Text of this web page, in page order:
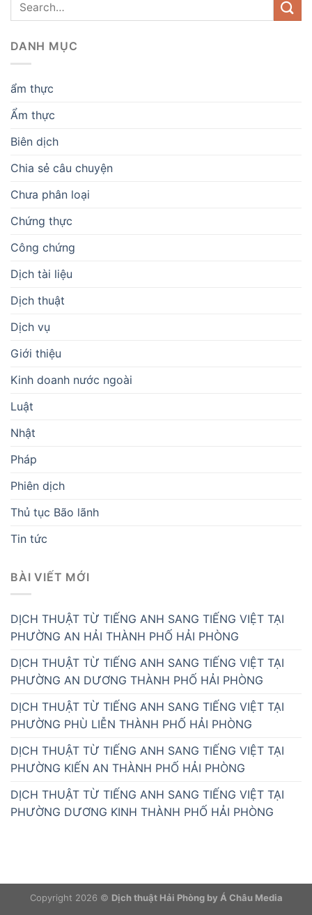
DANH MỤC
ẩm thực
Ẩm thực
Biên dịch
Chia sẻ câu chuyện
Chưa phân loại
Chứng thực
Công chứng
Dịch tài liệu
Dịch thuật
Dịch vụ
Giới thiệu
Kinh doanh nước ngoài
Luật
Nhật
Pháp
Phiên dịch
Thủ tục Bão lãnh
Tin tức
BÀI VIẾT MỚI
DỊCH THUẬT TỪ TIẾNG ANH SANG TIẾNG VIỆT TẠI
PHƯỜNG AN HẢI THÀNH PHỐ HẢI PHÒNG
DỊCH THUẬT TỪ TIẾNG ANH SANG TIẾNG VIỆT TẠI
PHƯỜNG AN DƯƠNG THÀNH PHỐ HẢI PHÒNG
DỊCH THUẬT TỪ TIẾNG ANH SANG TIẾNG VIỆT TẠI
PHƯỜNG PHÙ LIỄN THÀNH PHỐ HẢI PHÒNG
DỊCH THUẬT TỪ TIẾNG ANH SANG TIẾNG VIỆT TẠI
PHƯỜNG KIẾN AN THÀNH PHỐ HẢI PHÒNG
DỊCH THUẬT TỪ TIẾNG ANH SANG TIẾNG VIỆT TẠI
PHƯỜNG DƯƠNG KINH THÀNH PHỐ HẢI PHÒNG
Copyright 2026 © Dịch thuật Hải Phòng by Á Châu Media